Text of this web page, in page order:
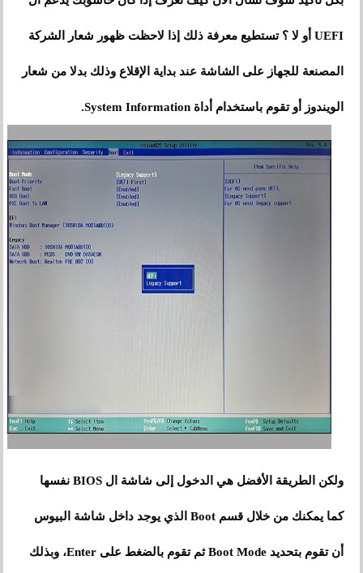
UEFI أو لا ؟ تستطيع معرفة ذلك إذا لاحظت ظهور شعار الشركة
المصنعة للجهاز على الشاشة عند بداية الإقلاع وذلك بدلا من شعار
الويندوز أو تقوم باستخدام أداة System Information.
ولكن الطريقة الأفضل هي الدخول إلى شاشة ال BIOS نفسها
كما يمكنك من خلال قسم Boot الذي يوجد داخل شاشة البيوس
أن تقوم بتحديد Boot Mode ثم تقوم بالضغط على Enter، وبذلك